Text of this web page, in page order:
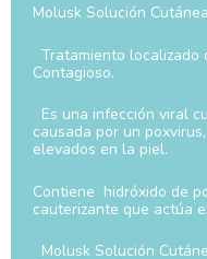
Molusk Solución
Tratamiento
Contagioso.
Es una infección viral
causada por un
elevados en la piel.
Contiene hidróxido de
cauterizante que actúa
Molusk Solución